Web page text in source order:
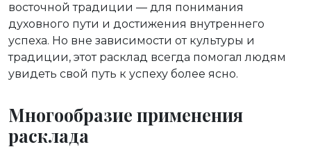
восточной традиции — для понимания
духовного пути и достижения внутреннего
успеха. Но вне зависимости от культуры и
традиции, этот расклад всегда помогал людям
увидеть свой путь к успеху более ясно.
Многообразие применения
расклада